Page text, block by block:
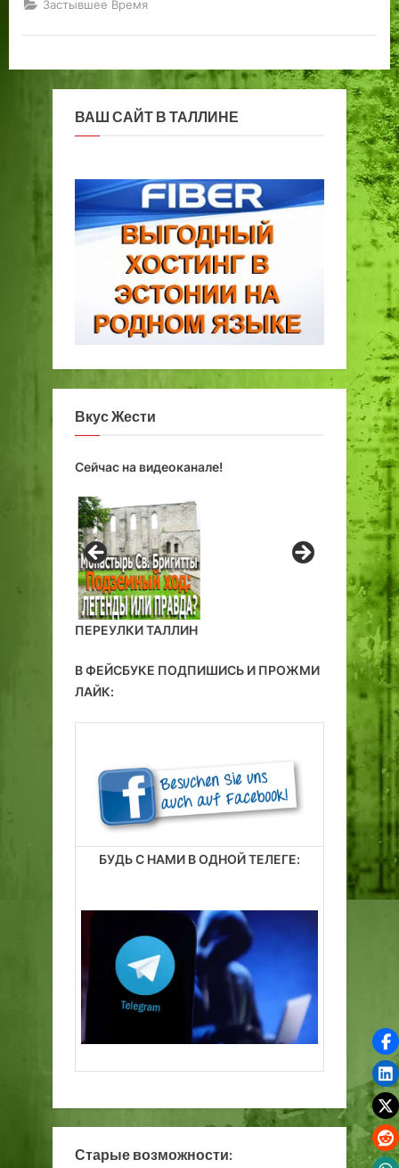
Застывшее Время
ВАШ САЙТ В ТАЛЛИНЕ
Вкус Жести
Сейчас на видеоканале!
ПЕРЕУЛКИ ТАЛЛИН
В ФЕЙСБУКЕ ПОДПИШИСЬ И ПРОЖМИ
ЛАЙК:
БУДЬ С НАМИ В ОДНОЙ ТЕЛЕГЕ:
Старые возможности: